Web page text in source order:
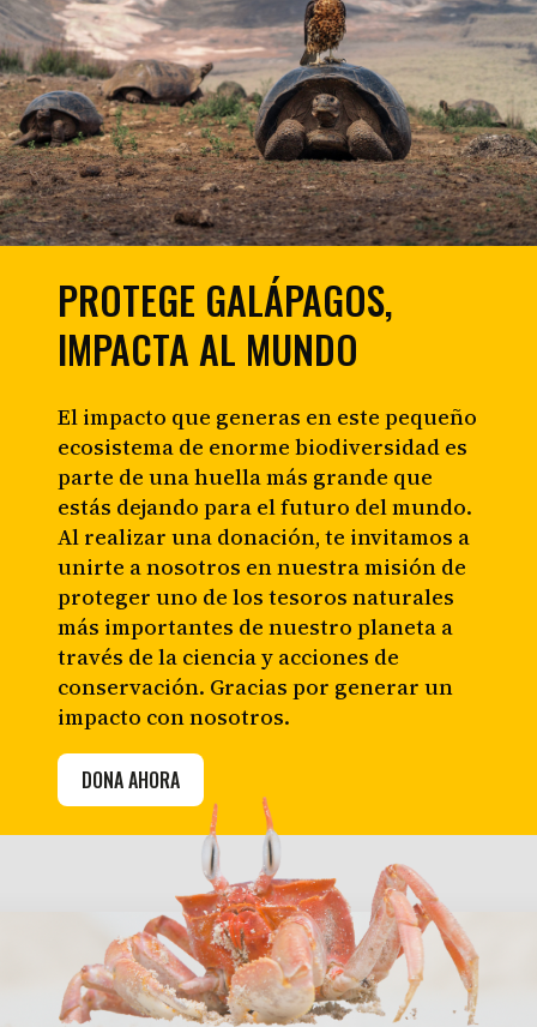
PROTEGE GALÁPAGOS,
IMPACTA AL MUNDO
El impacto que generas en este pequeño
ecosistema de enorme biodiversidad es
parte de una huella más grande que
estás dejando para el futuro del mundo.
Al realizar una donación, te invitamos a
unirte a nosotros en nuestra misión de
proteger uno de los tesoros naturales
más importantes de nuestro planeta a
través de la ciencia y acciones de
conservación. Gracias por generar un
impacto con nosotros.
DONA AHORA